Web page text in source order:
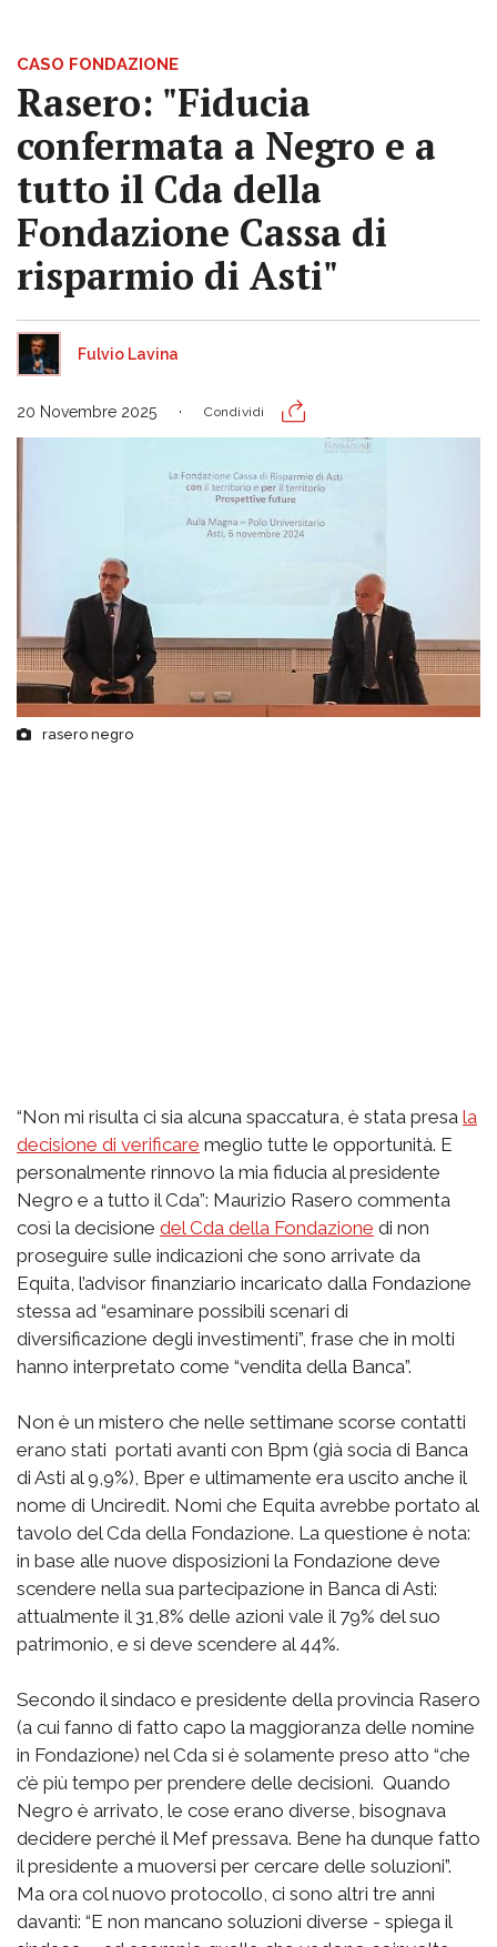
CASO FONDAZIONE
Rasero: "Fiducia
confermata a Negro e a
tutto il Cda della
Fondazione Cassa di
risparmio di Asti"
Fulvio Lavina
20 Novembre 2025 Condividi
rasero negro
“Non mi risulta ci sia alcuna spaccatura, è stata presa la
decisione di verificare meglio tutte le opportunità. E
personalmente rinnovo la mia fiducia al presidente
Negro e a tutto il Cda”: Maurizio Rasero commenta
così la decisione del Cda della Fondazione di non
proseguire sulle indicazioni che sono arrivate da
Equita, l’advisor finanziario incaricato dalla Fondazione
stessa ad “esaminare possibili scenari di
diversificazione degli investimenti”, frase che in molti
hanno interpretato come “vendita della Banca”.
Non è un mistero che nelle settimane scorse contatti
erano stati portati avanti con Bpm (già socia di Banca
di Asti al 9,9%), Bper e ultimamente era uscito anche il
nome di Unciredit. Nomi che Equita avrebbe portato al
tavolo del Cda della Fondazione. La questione è nota:
in base alle nuove disposizioni la Fondazione deve
scendere nella sua partecipazione in Banca di Asti:
attualmente il 31,8% delle azioni vale il 79% del suo
patrimonio, e si deve scendere al 44%.
Secondo il sindaco e presidente della provincia Rasero
(a cui fanno di fatto capo la maggioranza delle nomine
in Fondazione) nel Cda si è solamente preso atto “che
c’è più tempo per prendere delle decisioni. Quando
Negro è arrivato, le cose erano diverse, bisognava
decidere perché il Mef pressava. Bene ha dunque fatto
il presidente a muoversi per cercare delle soluzioni”.
Ma ora col nuovo protocollo, ci sono altri tre anni
davanti: “E non mancano soluzioni diverse - spiega il